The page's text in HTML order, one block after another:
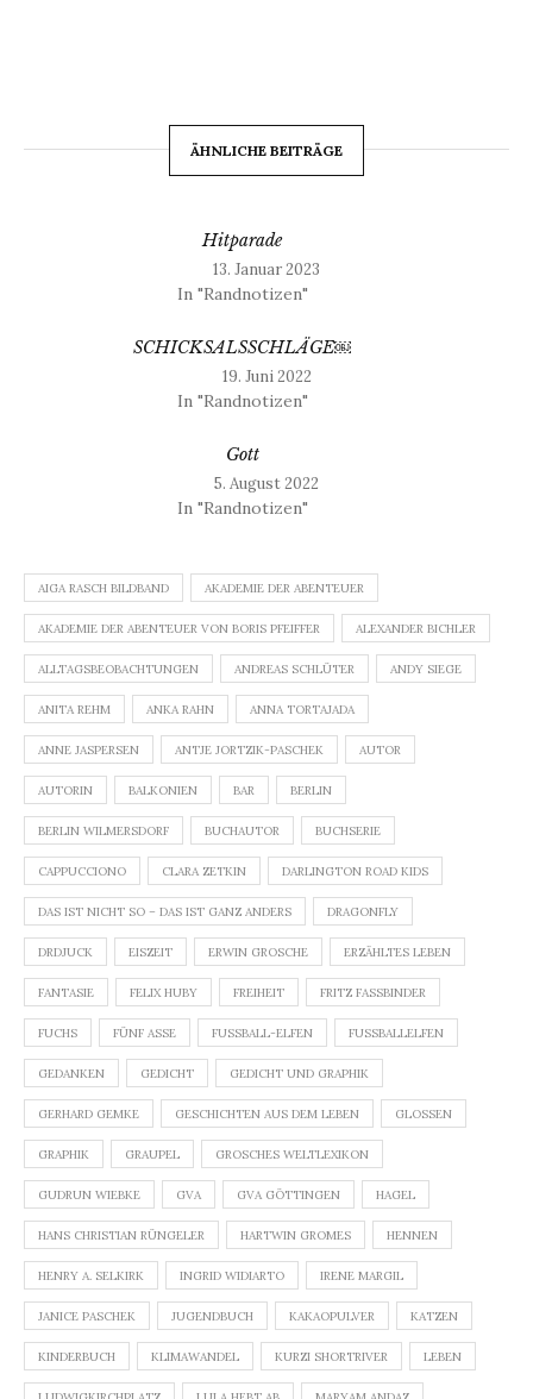
ÄHNLICHE BEITRÄGE
Hitparade
13. Januar 2023
In "Randnotizen"
SCHICKSALSSCHLÄGE￼
19. Juni 2022
In "Randnotizen"
Gott
5. August 2022
In "Randnotizen"
AIGA RASCH BILDBAND AKADEMIE DER ABENTEUER
AKADEMIE DER ABENTEUER VON BORIS PFEIFFER ALEXANDER BICHLER
ALLTAGSBEOBACHTUNGEN ANDREAS SCHLÜTER ANDY SIEGE
ANITA REHM ANKA RAHN ANNA TORTAJADA
ANNE JASPERSEN ANTJE JORTZIK-PASCHEK AUTOR
AUTORIN BALKONIEN BAR BERLIN
BERLIN WILMERSDORF BUCHAUTOR BUCHSERIE
CAPPUCCIONO CLARA ZETKIN DARLINGTON ROAD KIDS
DAS IST NICHT SO – DAS IST GANZ ANDERS DRAGONFLY
DRDJUCK EISZEIT ERWIN GROSCHE ERZÄHLTES LEBEN
FANTASIE FELIX HUBY FREIHEIT FRITZ FASSBINDER
FUCHS FÜNF ASSE FUSSBALL-ELFEN FUSSBALLELFEN
GEDANKEN GEDICHT GEDICHT UND GRAPHIK
GERHARD GEMKE GESCHICHTEN AUS DEM LEBEN GLOSSEN
GRAPHIK GRAUPEL GROSCHES WELTLEXIKON
GUDRUN WIEBKE GVA GVA GÖTTINGEN HAGEL
HANS CHRISTIAN RÜNGELER HARTWIN GROMES HENNEN
HENRY A. SELKIRK INGRID WIDIARTO IRENE MARGIL
JANICE PASCHEK JUGENDBUCH KAKAOPULVER KATZEN
KINDERBUCH KLIMAWANDEL KURZI SHORTRIVER LEBEN